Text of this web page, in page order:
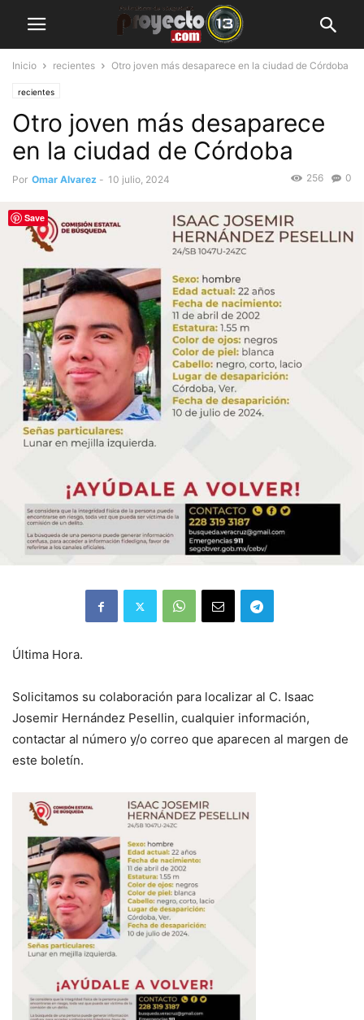
Inicio recientes Otro joven más desaparece en la ciudad de Córdoba
recientes
Otro joven más desaparece
en la ciudad de Córdoba
Por Omar Alvarez - 10 julio, 2024 0
256
Última Hora.
Solicitamos su colaboración para localizar al C. Isaac
Josemir Hernández Pesellin, cualquier información,
contactar al número y/o correo que aparecen al margen de
este boletín.
Save